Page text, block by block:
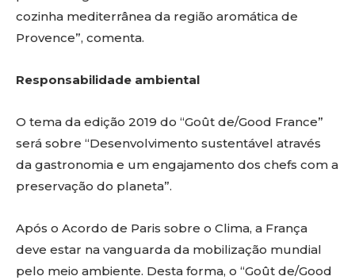
cozinha mediterrânea da região aromática de
Provence”, comenta.
Responsabilidade ambiental
O tema da edição 2019 do “Goût de/Good France”
será sobre “Desenvolvimento sustentável através
da gastronomia e um engajamento dos chefs com a
preservação do planeta”.
Após o Acordo de Paris sobre o Clima, a França
deve estar na vanguarda da mobilização mundial
pelo meio ambiente. Desta forma, o “Goût de/Good